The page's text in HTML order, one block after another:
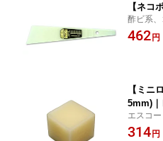
【ネコ
具 道具
ドメイド
酢ビ系
伸ばすこ
462 円
【ミニ
5mm)｜
レザー
ンドソ
エスコ
314 円